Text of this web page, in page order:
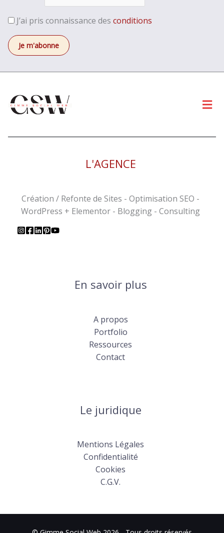
J’ai pris connaissance des conditions
L'AGENCE
Création / Refonte de Sites - Optimisation SEO -
WordPress + Elementor - Blogging - Consulting
En savoir plus
A propos
Portfolio
Ressources
Contact
Le juridique
Mentions Légales
Confidentialité
Cookies
C.G.V.